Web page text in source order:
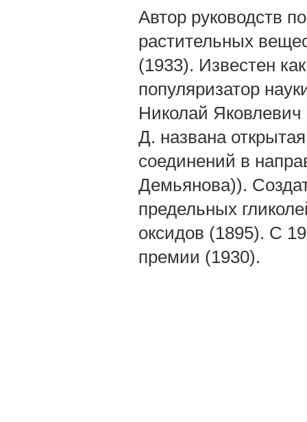
Автор руководств
растительных
(1933). Известен
популяризатор
Николай
Д. названа
соединений в
Демьянова)).
предельных
оксидов (1895). С
премии (1930).